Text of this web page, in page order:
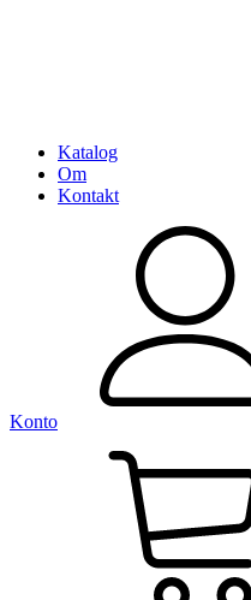
Katalog
Om
Kontakt
Konto